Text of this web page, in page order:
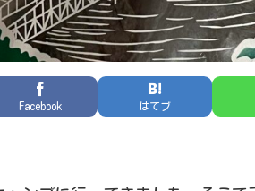
Facebook はてブ